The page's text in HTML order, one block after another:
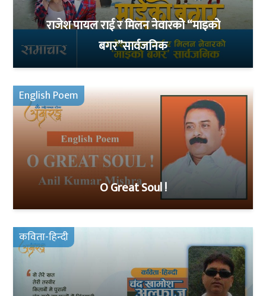
राजेश पायल राई र मिलन नेवारको “माइको
बगर”सार्वजनिक
English Poem
O Great Soul !
कविता-हिन्दी